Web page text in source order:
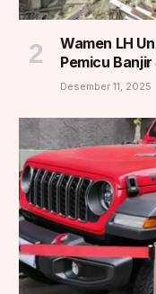
Wamen LH
Pemicu
Desember 11, 2025